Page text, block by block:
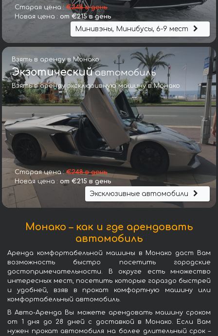
Старая цена :€248 в день
Новая цена : от €215 в день
Минивэны, Минибусы, 6-9 мест
Взять в аренду в Монако
Экзотическийавтомобиль
Взять в аренду эксклюзивную машину в Монако
Старая цена :€248 в день
Новая цена : от €215 в день
Эксклюзивные автомобили
Монако – как и где арендовать
автомобиль
Аренда комфортабельной машины в Монако даст Вам
возможность быстро посетить городские
достопримечательности. В округе есть множество
интересных мест, посетить которые гораздо быстрей
и удобней, взяв в прокат комфортную машину или
комфортабельный автомобиль.
В Авто-Аренда Вы можете арендовать машину сроком
от 1 дня до 28 дней с доставкой в Монако. Если Вам
нужен прокат автомобиля на более длительный срок –